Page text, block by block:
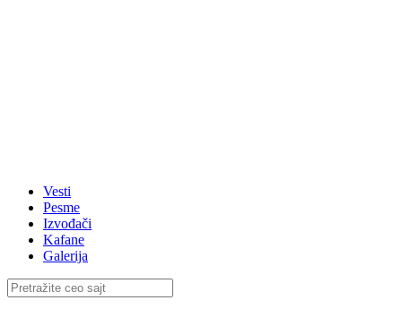
Vesti
Pesme
Izvođači
Kafane
Galerija